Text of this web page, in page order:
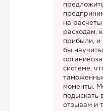
на
расходам,
прибыли, и
бы
системе,
моменты.
подыскать
отзывам и